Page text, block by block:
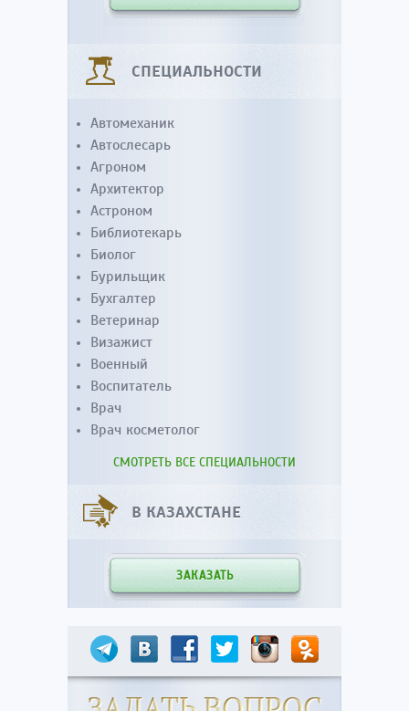
СПЕЦИАЛЬНОСТИ
Автомеханик
Автослесарь
Агроном
Архитектор
Астроном
Библиотекарь
Биолог
Бурильщик
Бухгалтер
Ветеринар
Визажист
Военный
Воспитатель
Врач
Врач косметолог
СМОТРЕТЬ ВСЕ СПЕЦИАЛЬНОСТИ
В КАЗАХСТАНЕ
ЗАКАЗАТЬ